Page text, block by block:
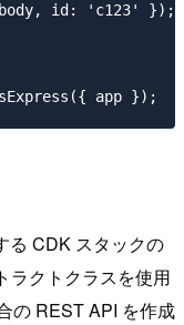
id: 'c123' });
る CDK スタックの
ラクトクラスを使用
の REST API を作成